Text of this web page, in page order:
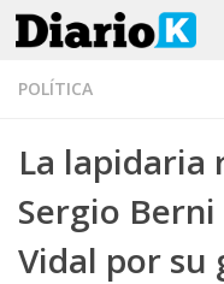
Saltar al contenido
POLÍTICA
La lapidaria
Sergio
Vidal por su